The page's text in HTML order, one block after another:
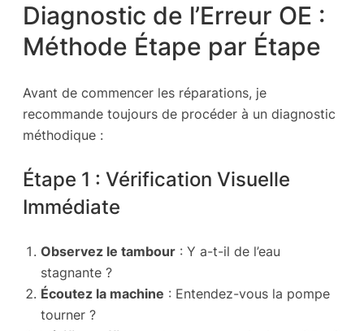
Diagnostic de l’Erreur OE :
Méthode Étape par Étape
Avant de commencer les réparations, je
recommande toujours de procéder à un diagnostic
méthodique :
Étape 1 : Vérification Visuelle
Immédiate
Observez le tambour : Y a-t-il de l’eau
stagnante ?
Écoutez la machine : Entendez-vous la pompe
tourner ?